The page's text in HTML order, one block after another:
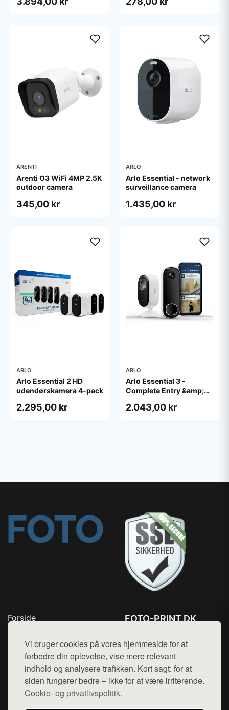
Vi bruger cookies på vores hjemmeside for at
forbedre din oplevelse, vise mere relevant
indhold og analysere trafikken. Kort sagt: for at
siden fungerer bedre – ikke for at være irriterende.
Cookie- og privatlivspolitik.
ARENTI
Arenti O3 WiFi 4MP 2.5K
outdoor camera
345,00 kr
ARLO
Arlo Essential - network
surveillance camera
1.435,00 kr
ARLO
Arlo Essential 2 HD
udendørskamera 4-pack
2.295,00 kr
ARLO
Arlo Essential 3 -
Complete Entry &amp;
network surveillance
2.043,00 kr
Forside
Top Rabatter
Kontakt
FOTO-PRINT.DK
Mail: hej@want.dk
Cookie- og privatlivspolitik